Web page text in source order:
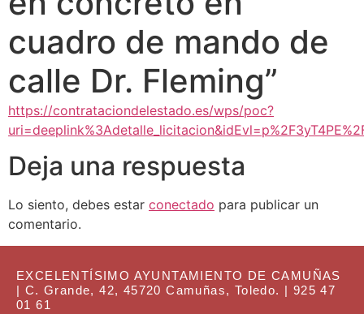
cuadro de mando de
calle Dr. Fleming”
https://contrataciondelestado.es/wps/poc?
Deja una respuesta
Lo siento, debes estar conectado para publicar un
comentario.
EXCELENTÍSIMO AYUNTAMIENTO DE CAMUÑAS
| C. Grande, 42, 45720 Camuñas, Toledo. | 925 47
01 61